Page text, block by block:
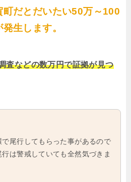
町だとだいたい50万～100
生します。
査などの数万円で証拠が見つ
尾行してもらった事があるので
は警戒していても全然気づきま